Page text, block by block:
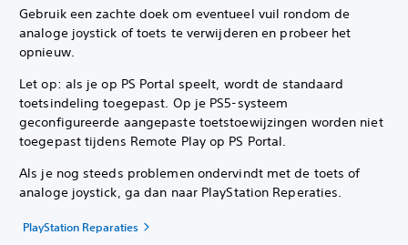
Gebruik een zachte doek om eventueel vuil rondom de
analoge joystick of toets te verwijderen en probeer het
opnieuw.
Let op: als je op PS Portal speelt, wordt de standaard
toetsindeling toegepast. Op je PS5-systeem
geconfigureerde aangepaste toetstoewijzingen worden niet
toegepast tijdens Remote Play op PS Portal.
Als je nog steeds problemen ondervindt met de toets of
analoge joystick, ga dan naar PlayStation Reperaties.
PlayStation Reparaties